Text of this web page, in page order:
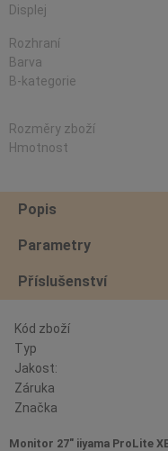
Displej
Rozhraní
Barva
B-kategorie
Rozměry zboží
Hmotnost
Popis
Parametry
Příslušenství
Kód zboží
Typ
Jakost:
Záruka
Značka
Monitor 27" iiyama ProLite